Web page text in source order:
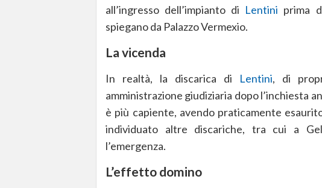
all’ingresso dell’impianto di Lentini prima
spiegano da Palazzo Vermexio.
La vicenda
In realtà, la discarica di Lentini, di
amministrazione giudiziaria dopo l’inchiesta
è più capiente, avendo praticamente
individuato altre discariche, tra cui a
l’emergenza.
L’effetto domino